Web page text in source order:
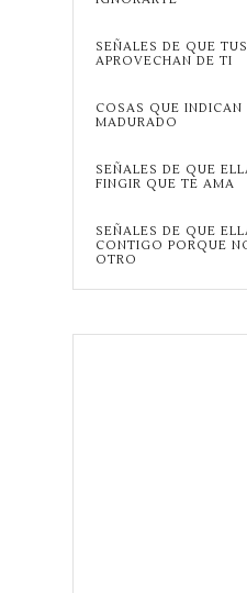
SEÑALES DE QUE
APROVECHAN DE TI
COSAS QUE INDICAN
MADURADO
SEÑALES DE QUE
FINGIR QUE TE AMA
SEÑALES DE QUE
CONTIGO PORQUE
OTRO